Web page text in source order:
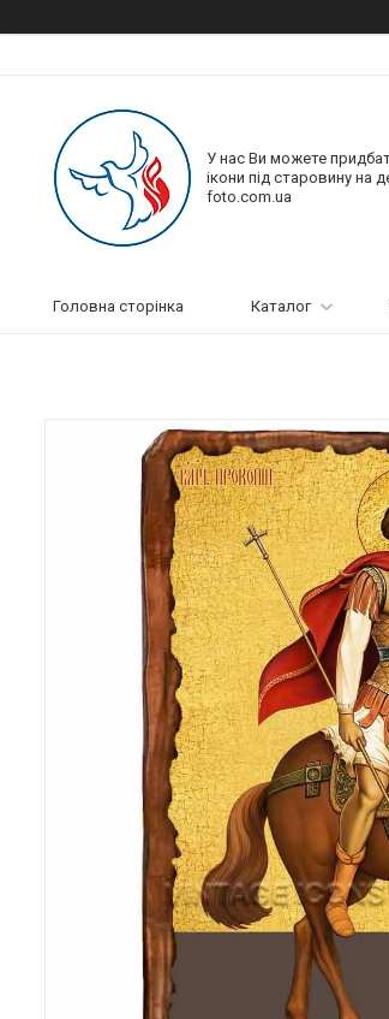
У нас Ви можете
ікони під старовину на
foto.com.ua
Головна сторінка Каталог